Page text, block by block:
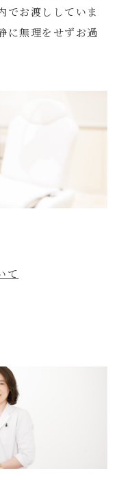
でお渡ししていま
に無理をせずお過
て